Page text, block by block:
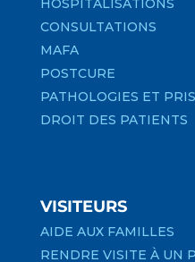
HOSPITALISATIONS
CONSULTATIONS
MAFA
POSTCURE
PATHOLOGIES ET
DROIT DES PATIENTS
VISITEURS
AIDE AUX FAMILLES
RENDRE VISITE À UN